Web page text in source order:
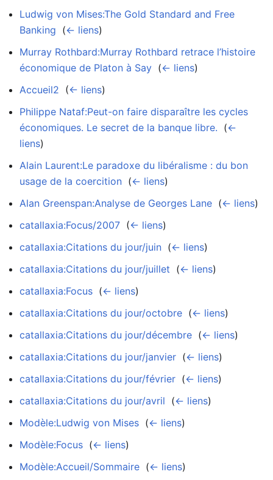
Ludwig von Mises:The Gold Standard and Free
Banking (← liens)
Murray Rothbard:Murray Rothbard retrace l’histoire
économique de Platon à Say (← liens)
Accueil2 (← liens)
Philippe Nataf:Peut-on faire disparaître les cycles
économiques. Le secret de la banque libre. (←
liens)
Alain Laurent:Le paradoxe du libéralisme : du bon
usage de la coercition (← liens)
Alan Greenspan:Analyse de Georges Lane (← liens)
catallaxia:Focus/2007 (← liens)
catallaxia:Citations du jour/juin (← liens)
catallaxia:Citations du jour/juillet (← liens)
catallaxia:Focus (← liens)
catallaxia:Citations du jour/octobre (← liens)
catallaxia:Citations du jour/décembre (← liens)
catallaxia:Citations du jour/janvier (← liens)
catallaxia:Citations du jour/février (← liens)
catallaxia:Citations du jour/avril (← liens)
Modèle:Ludwig von Mises (← liens)
Modèle:Focus (← liens)
Modèle:Accueil/Sommaire (← liens)